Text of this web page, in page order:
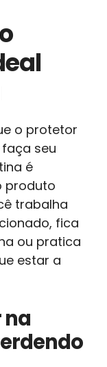
o protetor
seu
é
produto
trabalha
fica
ou pratica
estar a
na